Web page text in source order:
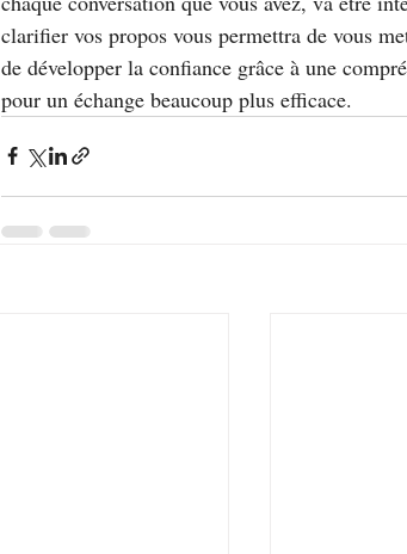
clarifier vos propos vous permettra de vous
de développer la confiance grâce à une
pour un échange beaucoup plus efficace.